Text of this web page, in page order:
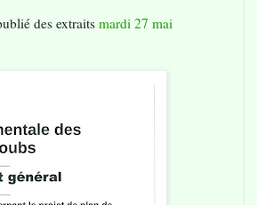
des extraits mardi 27 mai